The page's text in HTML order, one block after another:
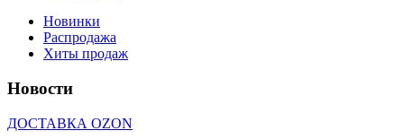
Новинки
Распродажа
Хиты продаж
Новости
ДОСТАВКА OZON